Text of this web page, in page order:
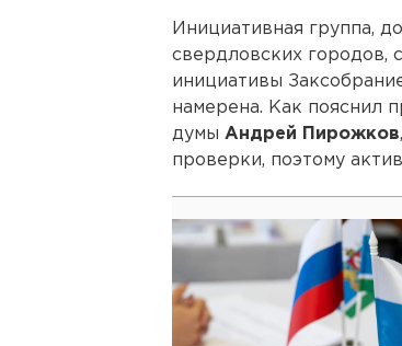
Инициативная группа,
свердловских городов,
инициативы
намерена. Как пояснил
думы Андрей Пирожков
проверки, поэтому